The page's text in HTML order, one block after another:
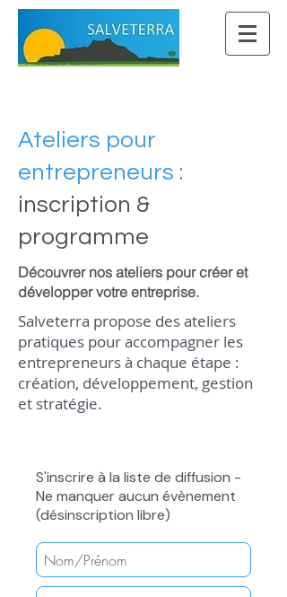
Ateliers pour
entrepreneurs :
inscription &
programme
Découvrer nos ateliers pour créer et
développer votre entreprise.
Salveterra propose des ateliers
pratiques pour accompagner les
entrepreneurs à chaque étape :
création, développement, gestion
et stratégie.
S'inscrire à la liste de diffusion -
Ne manquer aucun évènement
(désinscription libre)